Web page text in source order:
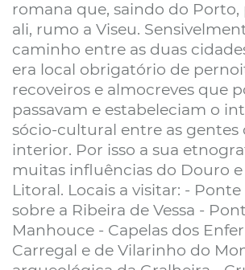
romana que, saindo do Porto,
ali, rumo a Viseu.
caminho entre as duas
era local obrigatório de
recoveiros e almocreves que
passavam e estabeleciam o
sócio-cultural entre as gentes
interior. Por isso a sua
muitas influências do Douro e
Litoral. Locais a visitar: -
sobre a Ribeira de Vessa -
Manhouce - Capelas dos
Carregal e de Vilarinho do